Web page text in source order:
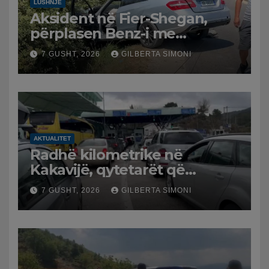
LUSHNJË
Aksident në Fier-Shegan,
përplasen Benz-i me
furgonin, plagoset një i
moshuar
7 GUSHT, 2026 GILBERTA SIMONI
AKTUALITET
Radhë kilometrike në
Kakavijë, qytetarët që
kthehen në Shqipëri
bllokohen në temperatura të
larta, pala greke punon me
ritme të ngadalta
7 GUSHT, 2026 GILBERTA SIMONI